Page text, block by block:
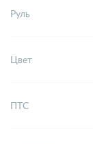
Руль
Цвет
ПТС